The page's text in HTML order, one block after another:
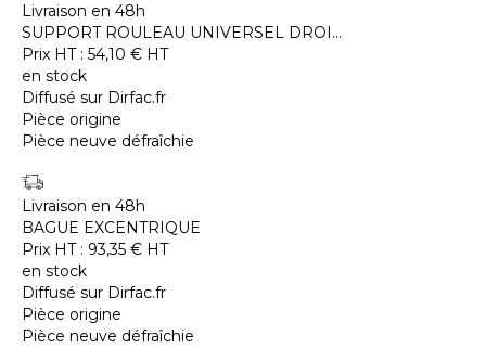
Livraison en 48h
SUPPORT ROULEAU UNIVERSEL DROI...
Prix HT : 54,10 € HT
en stock
Diffusé sur Dirfac.fr
Pièce origine
Pièce neuve défraîchie
Livraison en 48h
BAGUE EXCENTRIQUE
Prix HT : 93,35 € HT
en stock
Diffusé sur Dirfac.fr
Pièce origine
Pièce neuve défraîchie